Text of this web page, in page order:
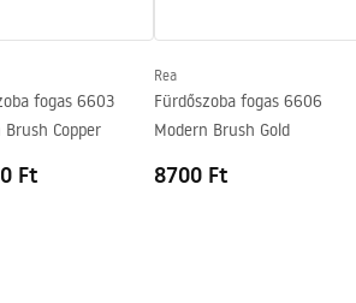
fogas 6603
Brush Copper
Ft
Rea
Fürdőszoba fogas 6606
Modern Brush Gold
8700 Ft